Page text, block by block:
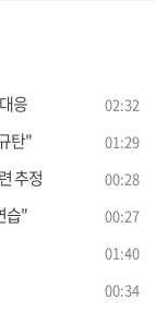
응 02:32
탄" 01:29
추정 00:28
습" 00:27
01:40
00:34